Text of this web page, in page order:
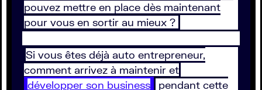
pouvez mettre en place dès maintenant
pour vous en sortir au mieux ?
Si vous êtes déjà auto entrepreneur,
comment arrivez à maintenir et
développer son business
pendant cette